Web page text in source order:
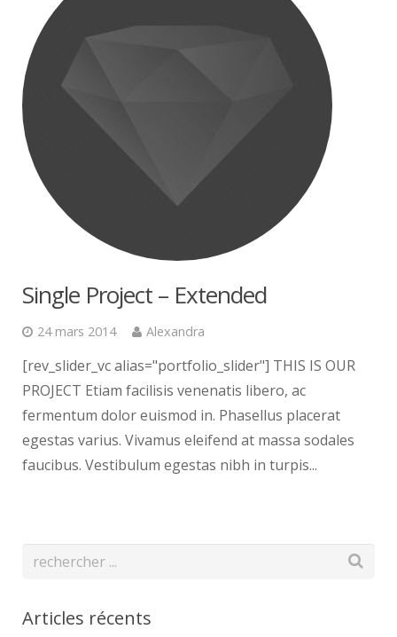
Single Project – Extended
24 mars 2014 Alexandra
[rev_slider_vc alias="portfolio_slider"] THIS IS OUR
PROJECT Etiam facilisis venenatis libero, ac
fermentum dolor euismod in. Phasellus placerat
egestas varius. Vivamus eleifend at massa sodales
faucibus. Vestibulum egestas nibh in turpis...
Articles récents